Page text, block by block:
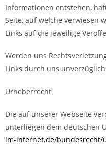
Informationen entstehen,
Seite, auf welche verwiesen
Links auf die jeweilige
Werden uns
Links durch uns
Urheberrecht
Die auf unserer Webseite
unterliegen dem deutschen
im-internet.de/bundesrecht/